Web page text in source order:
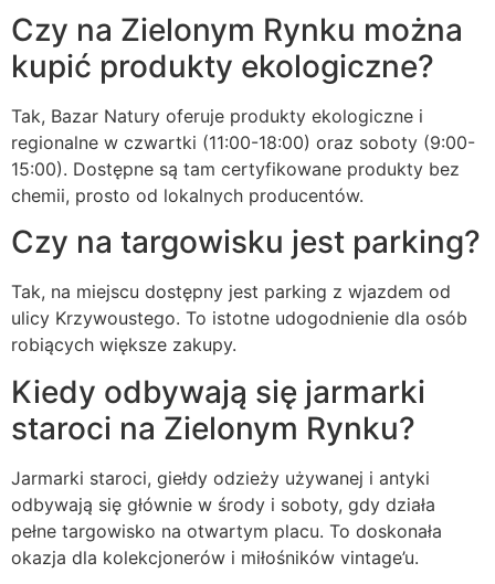
Czy na Zielonym Rynku można
kupić produkty ekologiczne?
Tak, Bazar Natury oferuje produkty ekologiczne i
regionalne w czwartki (11:00-18:00) oraz soboty (9:00-
15:00). Dostępne są tam certyfikowane produkty bez
chemii, prosto od lokalnych producentów.
Czy na targowisku jest parking?
Tak, na miejscu dostępny jest parking z wjazdem od
ulicy Krzywoustego. To istotne udogodnienie dla osób
robiących większe zakupy.
Kiedy odbywają się jarmarki
staroci na Zielonym Rynku?
Jarmarki staroci, giełdy odzieży używanej i antyki
odbywają się głównie w środy i soboty, gdy działa
pełne targowisko na otwartym placu. To doskonała
okazja dla kolekcjonerów i miłośników vintage’u.